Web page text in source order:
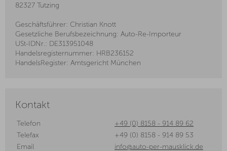
82327 Tutzing
Geschäftsführer: Christian Knott
Gesetzliche Berufsbezeichnung: Auto-Re-Importeur
USt-IDNr.: DE313951048
Handelsregisternummer: HRB236152
HandelsRegister: Amtsgericht München
Kontakt
Telefon
+49 (0) 8158 - 914 89 62
Telefax
+49 (0) 8158 - 914 89 53
Email
info@auto-per-mausklick.de